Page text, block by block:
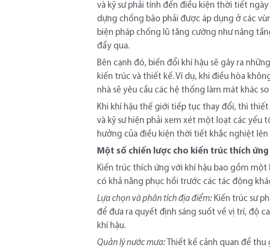
và kỹ sư phải tính đến điều kiện thời tiết
dựng chống bão phải được áp dụng ở các
biện pháp chống lũ tăng cường như nâng
đẩy qua.
Bên cạnh đó, biến đổi khí hậu sẽ gây ra
kiến trúc và thiết kế. Ví dụ, khi điều hòa
nhà sẽ yêu cầu các hệ thống làm mát khác
Khi khí hậu thế giới tiếp tục thay đổi, thì
và kỹ sư hiện phải xem xét một loạt các yếu
hưởng của điều kiện thời tiết khắc nghiệt lên
Một số chiến lược cho kiến trúc thích
Kiến trúc thích ứng với khí hậu bao gồm
có khả năng phục hồi trước các tác động
Lựa chọn và phân tích địa điểm: Kiến trúc sư
để đưa ra quyết định sáng suốt về vị trí, độ
khí hậu.
Quản lý nước mưa: Thiết kế cảnh quan để